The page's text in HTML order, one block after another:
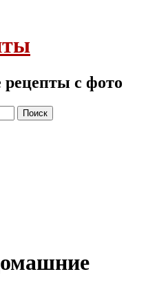
с фото